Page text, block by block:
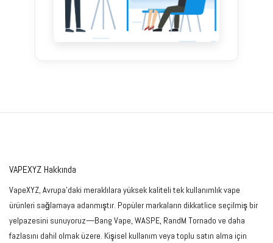
VAPEXYZ Hakkında
VapeXYZ, Avrupa'daki meraklılara yüksek kaliteli tek kullanımlık vape
ürünleri sağlamaya adanmıştır. Popüler markaların dikkatlice seçilmiş bir
yelpazesini sunuyoruz—Bang Vape, WASPE, RandM Tornado ve daha
fazlasını dahil olmak üzere. Kişisel kullanım veya toplu satın alma için